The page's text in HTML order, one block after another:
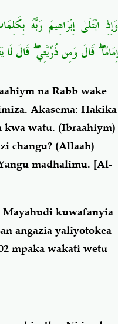
وَإِذِ ابْتَلَىٰ إِبْرَاهِيمَ رَبُّهُ
إِمَامًا ۖ قَالَ وَمِن ذُرِّيَّتِي ۖ قَالَ لَا
na Rabb wake
Akasema: Hakika
watu. (Ibraahiym)
changu? (Allaah)
madhalimu. [Al-
kuwafanyia
angazia yaliyotokea
mpaka wakati wetu